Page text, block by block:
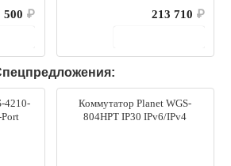
500 ₽
213 710 ₽
4210-
Коммутатор Planet WGS-
804HPT IP30 IPv6/IPv4